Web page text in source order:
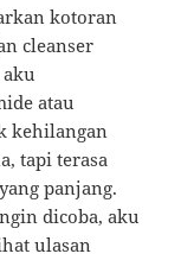
kotoran
cleanser
atau
kehilangan
tapi terasa
panjang.
dicoba, aku
ulasan